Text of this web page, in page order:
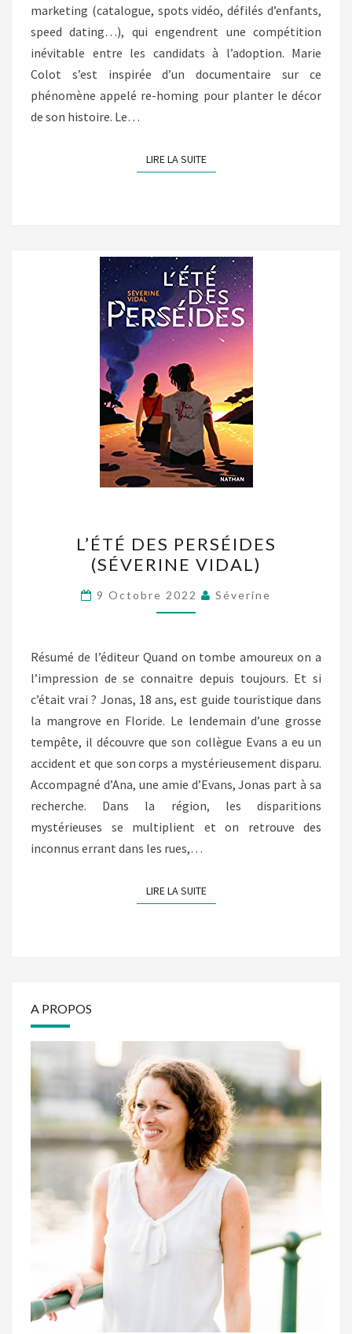
marketing (catalogue, spots vidéo, défilés d’enfants,
speed dating…), qui engendrent une compétition
inévitable entre les candidats à l’adoption. Marie
Colot s’est inspirée d’un documentaire sur ce
phénomène appelé re-homing pour planter le décor
de son histoire. Le…
LIRE LA SUITELIRE LA SUITE
DES
PERSÉIDES
(SÉVERINE
VIDAL)
L’ÉTÉ DES PERSÉIDES
(SÉVERINE VIDAL)
9 Octobre 2022 Séverine
Résumé de l’éditeur Quand on tombe amoureux on a
l’impression de se connaitre depuis toujours. Et si
c’était vrai ? Jonas, 18 ans, est guide touristique dans
la mangrove en Floride. Le lendemain d’une grosse
tempête, il découvre que son collègue Evans a eu un
accident et que son corps a mystérieusement disparu.
Accompagné d’Ana, une amie d’Evans, Jonas part à sa
recherche. Dans la région, les disparitions
mystérieuses se multiplient et on retrouve des
inconnus errant dans les rues,…
LIRE LA SUITELIRE LA SUITE
A PROPOS